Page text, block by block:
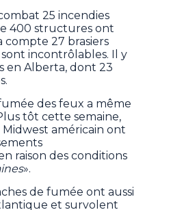
25 incendies
400 structures ont
compte 27 brasiers
incontrôlables. Il y
en Alberta, dont 23
des feux a même
tôt cette semaine,
américain ont
raison des conditions
».
de fumée ont aussi
et survolent